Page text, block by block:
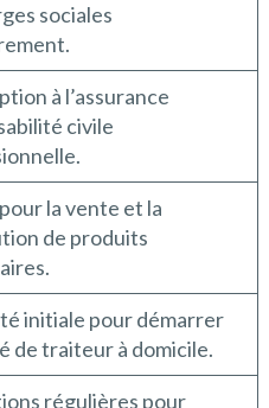
sociales
à l’assurance
civile
la vente et la
de produits
initiale pour démarrer
de traiteur à domicile.
régulières pour